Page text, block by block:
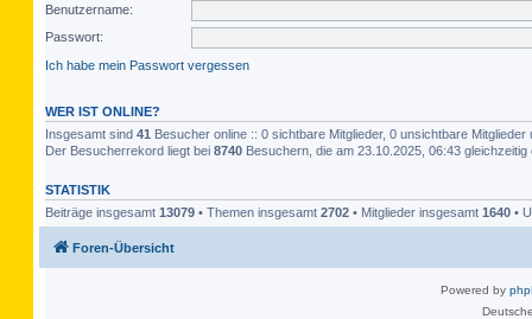
Benutzername:
Passwort:
Ich habe mein Passwort vergessen
WER IST ONLINE?
Insgesamt sind 41 Besucher online :: 0 sichtbare Mitglieder, 0 unsichtbare
Der Besucherrekord liegt bei 8740 Besuchern, die am 23.10.2025, 06:43 gleichzeitig
STATISTIK
Beiträge insgesamt 13079 • Themen insgesamt 2702 • Mitglieder insgesamt 1640 •
Foren-Übersicht
Powered by